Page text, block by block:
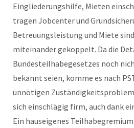
Eingliederungshilfe, Mieten
tragen Jobcenter und
Betreuungsleistung und Miete
miteinander gekoppelt. Da die
Bundesteilhabegesetzes noch
bekannt seien, komme es nach
unnötigen
sich einschlägig firm, auch dank
Ein hauseigenes